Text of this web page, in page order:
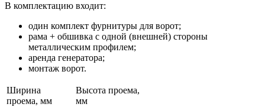
В комплектацию входит:
один комплект фурнитуры для ворот;
рама + обшивка с одной (внешней) стороны
металлическим профилем;
аренда генератора;
монтаж ворот.
Ширина
проема, мм
Высота проема,
мм